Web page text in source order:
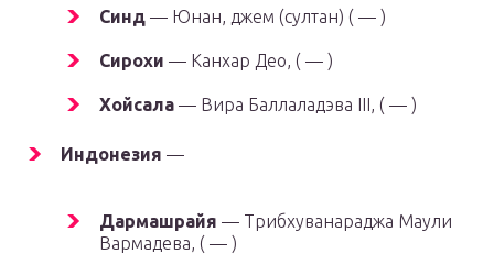
Синд — Юнан, джем (султан) ( — )
Сирохи — Канхар Део, ( — )
Хойсала — Вира Баллаладэва III, ( — )
Индонезия —
Дармашрайя — Трибхуванараджа Маули
Вармадева, ( — )